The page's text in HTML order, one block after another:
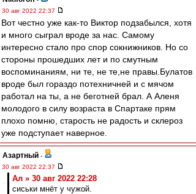
30 авг 2022 22:37
Вот честно уже как-то Виктор подзабылся, хотя
и много сыграл вроде за нас. Самому
интересно стало про спор сокнижников. Но со
стороны прошедших лет и по смутным
воспоминаниям, ни те, не те,не правы.Булатов
вроде был гораздо потехничней и с мячом
работал на ты, а не беготней брал. А Аленя
молодого в силу возраста в Спартаке прям
плохо помню, старость не радость и склероз
уже подступает наверное.
Азартный -
30 авг 2022 22:37
Ал » 30 авг 2022 22:28
сиськи мнёт у чужой.